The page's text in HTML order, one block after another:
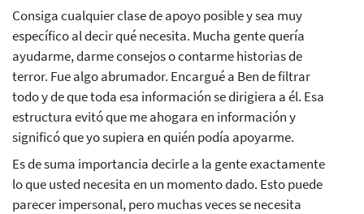
Consiga cualquier clase de apoyo posible y sea muy
específico al decir qué necesita. Mucha gente quería
ayudarme, darme consejos o contarme historias de
terror. Fue algo abrumador. Encargué a Ben de filtrar
todo y de que toda esa información se dirigiera a él. Esa
estructura evitó que me ahogara en información y
significó que yo supiera en quién podía apoyarme.
Es de suma importancia decirle a la gente exactamente
lo que usted necesita en un momento dado. Esto puede
parecer impersonal, pero muchas veces se necesita